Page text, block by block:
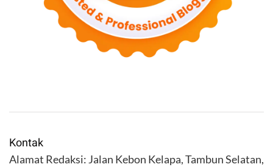
Kontak
Alamat Redaksi: Jalan Kebon Kelapa, Tambun Selatan,